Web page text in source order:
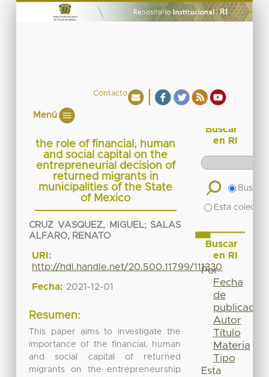
Contacto
Menú
the role of financial, human
and social capital on the
entrepreneurial decision of
returned migrants in
municipalities of the State
of Mexico
CRUZ VASQUEZ, MIGUEL; SALAS
ALFARO, RENATO
URI:
http://hdl.handle.net/20.500.11799/111330
Fecha: 2021-12-01
Resumen:
This paper aims to investigate the
importance of the financial, human
and social capital of returned
migrants on the entrepreneurship
Buscar
en RI
Buscar
Esta
Buscar
en RI
Por
Fecha
de
publicación
Autor
Título
Materia
Tipo
Esta